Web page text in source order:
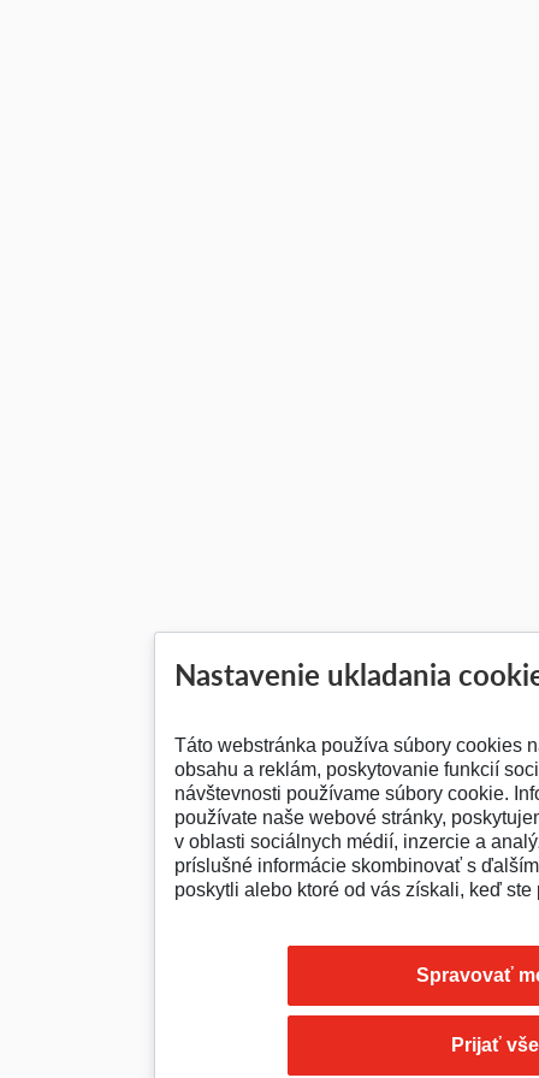
Nastavenie ukladania
Táto webstránka používa súbory cookies
obsahu a reklám, poskytovanie funkcií
návštevnosti používame súbory cookie.
používate naše webové stránky,
v oblasti sociálnych médií, inzercie a
príslušné informácie skombinovať s
poskytli alebo ktoré od vás získali, keď
Spravovať
Prijať